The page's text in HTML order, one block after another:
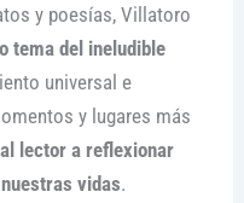
y poesías, Villatoro
tema del ineludible
universal e
y lugares más
lector a reflexionar
vidas.